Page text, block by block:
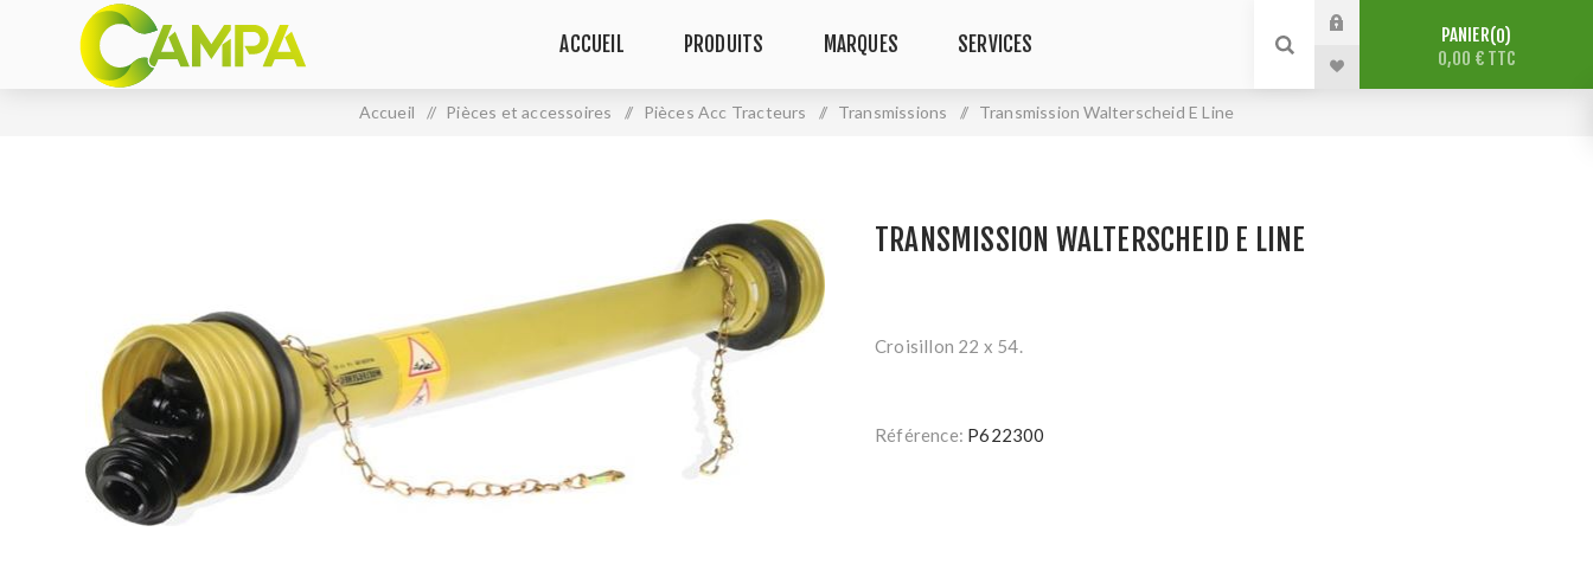
ACCUEIL PRODUITS MARQUES SERVICES PANIER 0
0,00 € TTC
Accueil / Pièces et accessoires / Pièces Acc Tracteurs / Transmissions / Transmission Walterscheid E Line
TRANSMISSION WALTERSCHEID E LINE
Croisillon 22 x 54.
Référence: P622300